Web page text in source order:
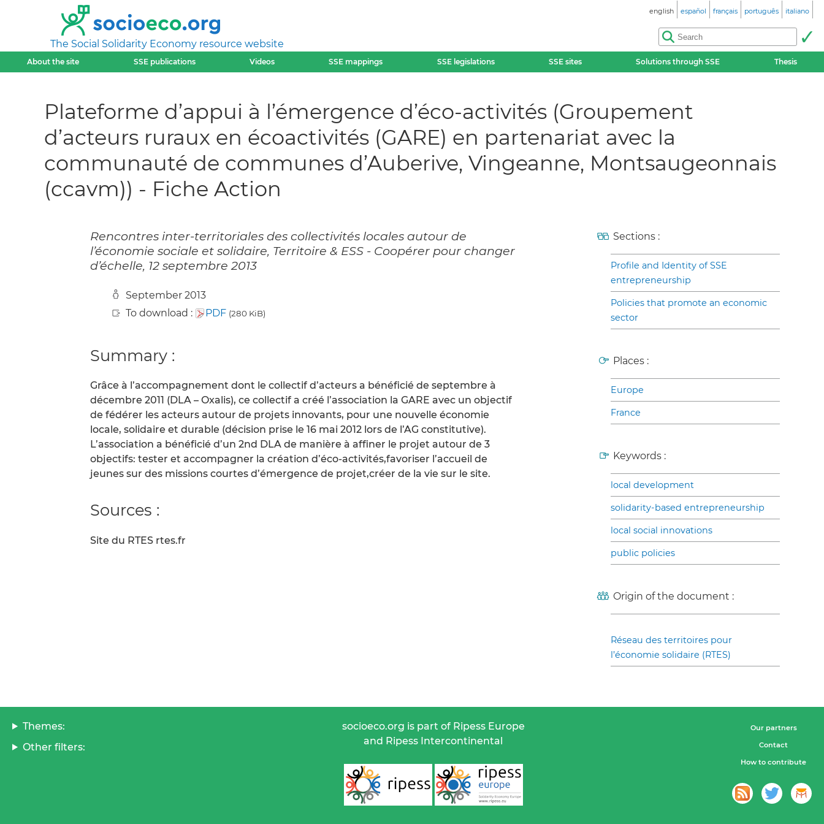
The Social Solidarity Economy resource website
english español français português italiano
About the site SSE publications Videos SSE mappings SSE legislations SSE sites Solutions through SSE Thesis
Plateforme d’appui à l’émergence d’éco-activités (Groupement
d’acteurs ruraux en écoactivités (GARE) en partenariat avec la
communauté de communes d’Auberive, Vingeanne, Montsaugeonnais
(ccavm)) - Fiche Action
Rencontres inter-territoriales des collectivités locales autour de
l’économie sociale et solidaire, Territoire & ESS - Coopérer pour changer
d’échelle, 12 septembre 2013
September 2013
To download :
PDF (280 KiB)
Summary :
Grâce à l’accompagnement dont le collectif d’acteurs a bénéficié de septembre à
décembre 2011 (DLA – Oxalis), ce collectif a créé l’association la GARE avec un objectif
de fédérer les acteurs autour de projets innovants, pour une nouvelle économie
locale, solidaire et durable (décision prise le 16 mai 2012 lors de l’AG constitutive).
L’association a bénéficié d’un 2nd DLA de manière à affiner le projet autour de 3
objectifs: tester et accompagner la création d’éco-activités,favoriser l’accueil de
jeunes sur des missions courtes d’émergence de projet,créer de la vie sur le site.
Sources :
Site du RTES rtes.fr
Sections :
Profile and Identity of SSE
entrepreneurship
Policies that promote an economic
sector
Places :
Europe
France
Keywords :
local development
solidarity-based entrepreneurship
local social innovations
public policies
Origin of the document :
Réseau des territoires pour
l’économie solidaire (RTES)
Themes:
Other filters:
socioeco.org is part of Ripess Europe
and Ripess Intercontinental
Our partners
Contact
How to contribute